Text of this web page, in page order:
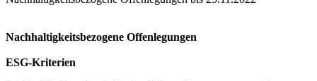
Nachhaltigkeitsbezogene Offenlegungen
ESG-Kriterien